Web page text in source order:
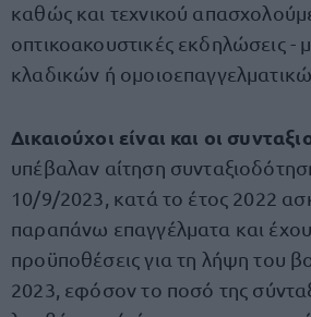
καθώς και τεχνικού
οπτικοακουστικές εκδηλώσεις -
κλαδικών ή
Δικαιούχοι είναι και οι
υπέβαλαν αίτηση
10/9/2023, κατά το έτος 2022
παραπάνω επαγγέλματα και
προϋποθέσεις για τη λήψη του
2023, εφόσον το ποσό της